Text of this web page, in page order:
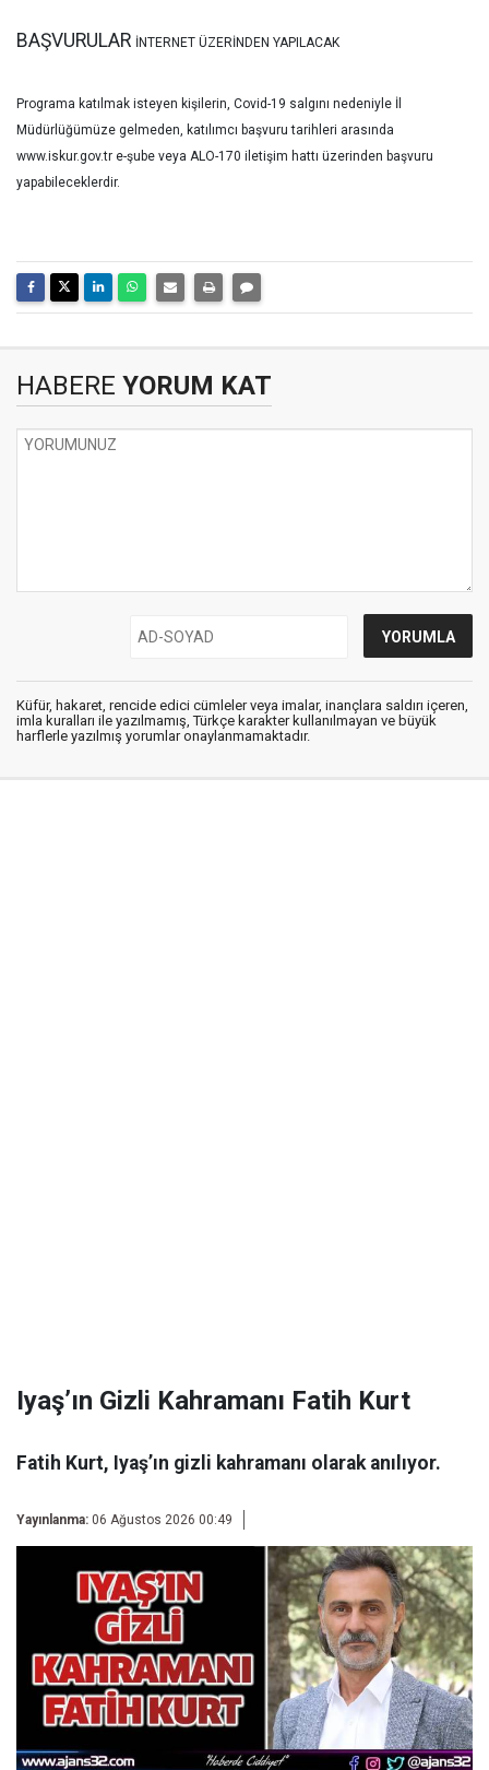
BAŞVURULAR İNTERNET ÜZERİNDEN YAPILACAK
Programa katılmak isteyen kişilerin, Covid-19 salgını nedeniyle İl
Müdürlüğümüze gelmeden, katılımcı başvuru tarihleri arasında
www.iskur.gov.tr e-şube veya ALO-170 iletişim hattı üzerinden başvuru
yapabileceklerdir.
HABERE YORUM KAT
Küfür, hakaret, rencide edici cümleler veya imalar, inançlara saldırı içeren,
imla kuralları ile yazılmamış, Türkçe karakter kullanılmayan ve büyük
harflerle yazılmış yorumlar onaylanmamaktadır.
Iyaş’ın Gizli Kahramanı Fatih Kurt
Fatih Kurt, Iyaş’ın gizli kahramanı olarak anılıyor.
Yayınlanma: 06 Ağustos 2026 00:49